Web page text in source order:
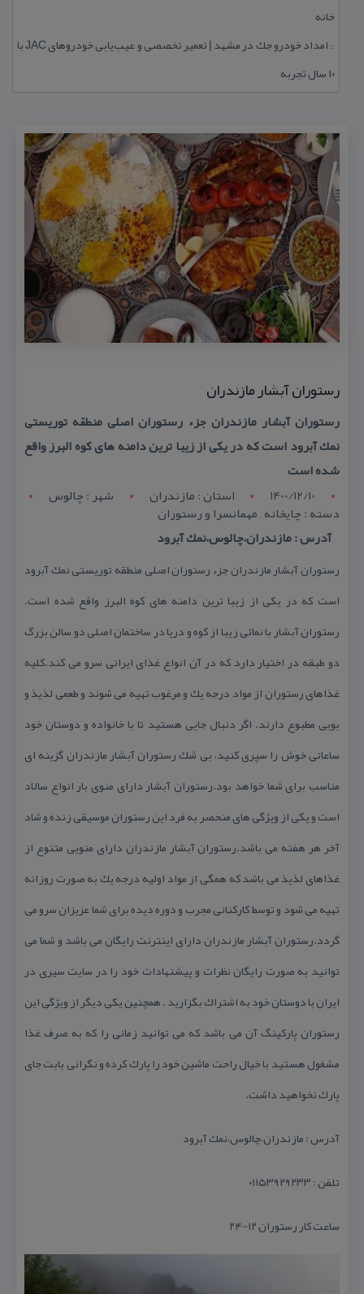
خانه
::
امداد خودرو جك در مشهد | تعمیر تخصصی و عیب‌یابی خودروهای JAC با
۱۰ سال تجربه
رستوران آبشار مازندران
رستوران آبشار مازندران جزء رستوران اصلی منطقه توریستی
نمك آبرود است كه در یكی از زیبا ترین دامنه های كوه البرز واقع
شده است
1400/12/10
استان : مازندران شهر : چالوس
دسته : چایخانه , مهمانسرا و رستوران
آدرس : مازندران،چالوس،نمك آبرود
رستوران آبشار مازندران جزء رستوران اصلی منطقه توریستی نمك آبرود
است كه در یكی از زیبا ترین دامنه های كوه البرز واقع شده است.
رستوران آبشار با نمائی زیبا از كوه و دریا در ساختمان اصلی دو سالن بزرگ
دو طبقه در اختیار دارد كه در آن انواع غذای ایرانی سرو می كند.كلیه
غذاهای رستوران از مواد درجه یك و مرغوب تهیه می شوند و طعمی لذیذ و
بویی مطبوع دارند. اگر دنبال جایی هستید تا با خانواده و دوستان خود
ساعاتی خوش را سپری كنید، بی شك رستوران آبشار مازندران گزینه ای
مناسب برای شما خواهد بود.رستوران آبشار دارای منوی بار انواع سالاد
است و یكی از ویژگی های منحصر به فرد این رستوران موسیقی زنده و شاد
آخر هر هفته می باشد.رستوران آبشار مازندران دارای منویی متنوع از
غذاهای لذیذ می باشد كه همگی از مواد اولیه درجه یك به صورت روزانه
تهیه می شود و توسط كاركنانی مجرب و دوره دیده برای شما عزیزان سرو می
گردد.رستوران آبشار مازندران دارای اینترنت رایگان می باشد و شما می
توانید به صورت رایگان نظرات و پیشنهادات خود را در سایت سیری در
ایران با دوستان خود به اشتراك بگزارید . همچنین یكی دیگر از ویژگی این
رستوران پاركینگ آن می باشد كه می توانید زمانی را كه به صرف غذا
مشغول هستید با خیال راحت ماشین خود را پارك كرده و نگرانی بابت جای
پارك نخواهید داشت.
آدرس : مازندران،چالوس،نمك آبرود
تلفن : ۰۱۱۵۳۹۲۹۲۳۳
ساعت كار رستوران ۱۲-۲۴